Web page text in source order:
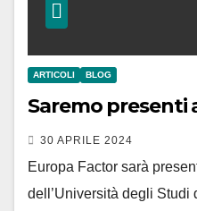
ARTICOLI BLOG
Saremo presenti
30 APRILE 2024
Europa Factor sarà
dell’Università degli Studi